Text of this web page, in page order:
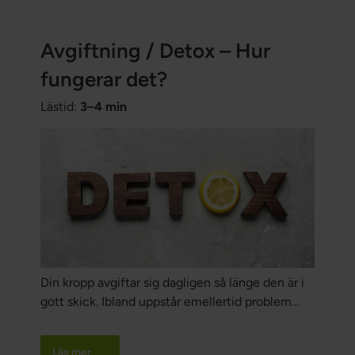
Avgiftning / Detox – Hur
fungerar det?
Lästid: 3–4 min
Din kropp avgiftar sig dagligen så länge den är i
gott skick. Ibland uppstår emellertid problem
kroppen kan få ut. Gifter kan komma från samt
Läs mer